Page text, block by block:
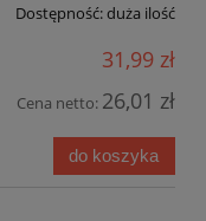
Dostępność:duża ilość
31,99 zł
Cena netto: 26,01 zł
do koszyka